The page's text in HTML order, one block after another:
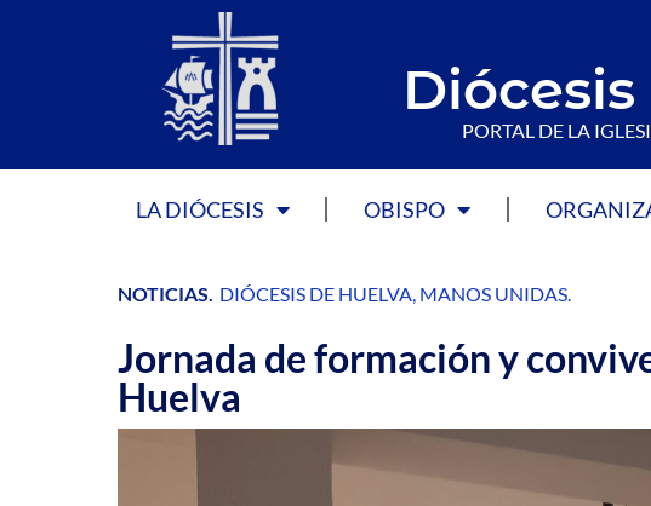
PORTAL DE LA
LA DIÓCESIS OBISPO
NOTICIAS. DIÓCESIS DE HUELVA, MANOS UNIDAS.
Jornada de formación y
Huelva